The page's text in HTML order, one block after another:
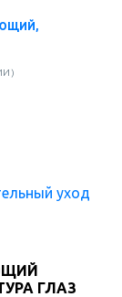
)
ГЛАЗ